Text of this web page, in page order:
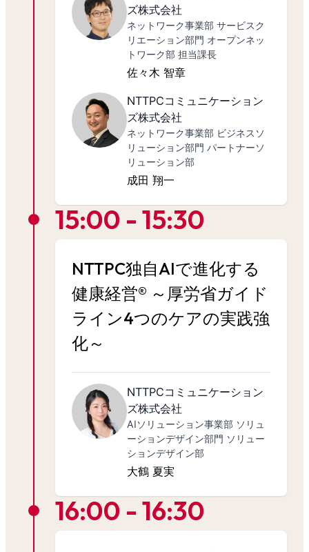
ズ株式会社
ネットワーク事業部 サービスク
リエーション部門 オープンネッ
トワーク部 担当課長
佐々木 智章
NTTPCコミュニケーション
ズ株式会社
ネットワーク事業部 ビジネスソ
リューション部門 パートナーソ
リューション部
成田 翔一
15:00 - 15:30
NTTPC独自AIで進化する
健康経営® ～厚労省ガイド
ライン4つのケアの実践強
化～
NTTPCコミュニケーション
ズ株式会社
AIソリューション事業部 ソリュ
ーションデザイン部門 ソリュー
ションデザイン部
大鶴 夏実
16:00 - 16:30